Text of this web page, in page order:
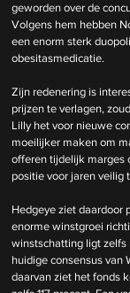
geworden over de
Volgens hem hebben
een enorm sterk
obesitasmedicatie.
Zijn redenering is
prijzen te verlagen,
Lilly het voor nieuwe
moeilijker maken om
offeren tijdelijk marges
positie voor jaren veilig
Hedgeye ziet daardoor
enorme winstgroei
winstschatting ligt zelfs
huidige consensus van
daarvan ziet het fonds